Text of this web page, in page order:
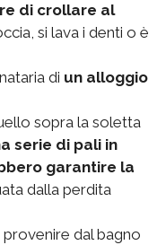
di crollare al
si lava i denti o è
di un alloggio
sopra la soletta
serie di pali in
garantire la
dalla perdita
dal bagno